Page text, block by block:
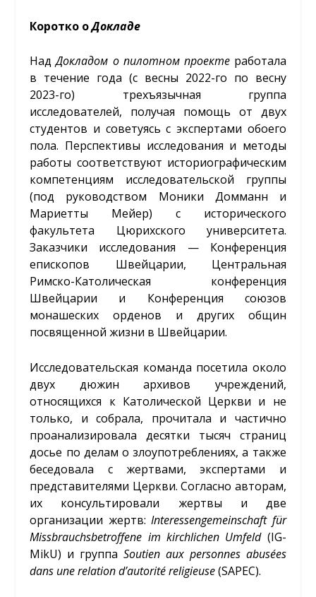
Коротко оДокладе
НадДокладом о пилотном проектеработала
в течение года (с весны 2022-го по весну
2023-го) трехъязычная группа
исследователей, получая помощь от двух
студентов и советуясь с экспертами обоего
пола. Перспективы исследования и методы
работы соответствуют историографическим
компетенциям исследовательской группы
(под руководством Моники Домманн и
Мариетты Мейер) с исторического
факультета Цюрихского университета.
Заказчики исследования — Конференция
епископов Швейцарии, Центральная
Римско-Католическая конференция
Швейцарии и Конференция союзов
монашеских орденов и других общин
посвященной жизни в Швейцарии.
Исследовательская команда посетила около
двух дюжин архивов учреждений,
относящихся к Католической Церкви и не
только, и собрала, прочитала и частично
проанализировала десятки тысяч страниц
досье по делам о злоупотреблениях, а также
беседовала с жертвами, экспертами и
представителями Церкви. Согласно авторам,
их консультировали жертвы и две
организации жертв:Interessengemeinschaft für
Missbrauchsbetroffene im kirchlichen Umfeld(IG-
MikU) и группа Soutien aux personnes abusées
dans une relation d’autorité religieuse(SAPEC).